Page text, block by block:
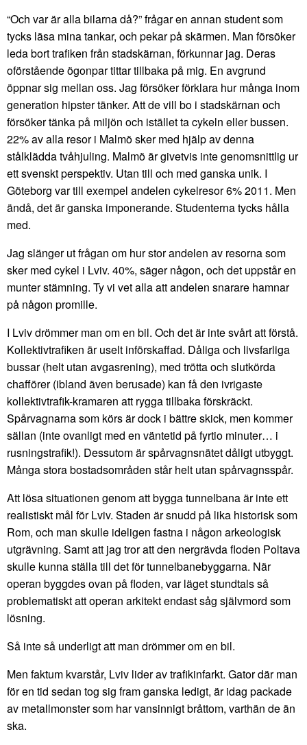
“Och var är alla bilarna då?” frågar en annan student som
tycks läsa mina tankar, och pekar på skärmen. Man försöker
leda bort trafiken från stadskärnan, förkunnar jag. Deras
oförstående ögonpar tittar tillbaka på mig. En avgrund
öppnar sig mellan oss. Jag försöker förklara hur många inom
generation hipster tänker. Att de vill bo i stadskärnan och
försöker tänka på miljön och istället ta cykeln eller bussen.
22% av alla resor i Malmö sker med hjälp av denna
stålklädda tvåhjuling. Malmö är givetvis inte genomsnittlig ur
ett svenskt perspektiv. Utan till och med ganska unik. I
Göteborg var till exempel andelen cykelresor 6% 2011. Men
ändå, det är ganska imponerande. Studenterna tycks hålla
med.
Jag slänger ut frågan om hur stor andelen av resorna som
sker med cykel i Lviv. 40%, säger någon, och det uppstår en
munter stämning. Ty vi vet alla att andelen snarare hamnar
på någon promille.
I Lviv drömmer man om en bil. Och det är inte svårt att förstå.
Kollektivtrafiken är uselt införskaffad. Dåliga och livsfarliga
bussar (helt utan avgasrening), med trötta och slutkörda
chafförer (ibland även berusade) kan få den ivrigaste
kollektivtrafik-kramaren att rygga tillbaka förskräckt.
Spårvagnarna som körs är dock i bättre skick, men kommer
sällan (inte ovanligt med en väntetid på fyrtio minuter… i
rusningstrafik!). Dessutom är spårvagnsnätet dåligt utbyggt.
Många stora bostadsområden står helt utan spårvagnsspår.
Att lösa situationen genom att bygga tunnelbana är inte ett
realistiskt mål för Lviv. Staden är snudd på lika historisk som
Rom, och man skulle ideligen fastna i någon arkeologisk
utgrävning. Samt att jag tror att den nergrävda floden Poltava
skulle kunna ställa till det för tunnelbanebyggarna. När
operan byggdes ovan på floden, var läget stundtals så
problematiskt att operan arkitekt endast såg självmord som
lösning.
Så inte så underligt att man drömmer om en bil.
Men faktum kvarstår, Lviv lider av trafikinfarkt. Gator där man
för en tid sedan tog sig fram ganska ledigt, är idag packade
av metallmonster som har vansinnigt bråttom, varthän de än
ska.